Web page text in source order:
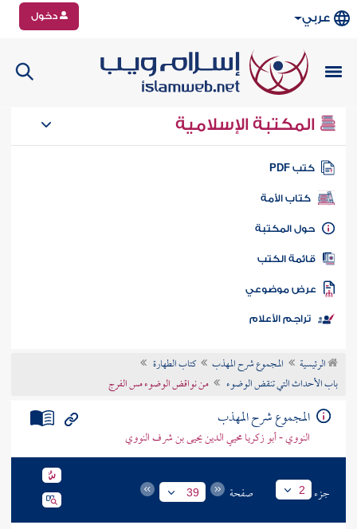
عربي دخول
المكتبة الإسلامية
كتب PDF
كتاب الأمة
المكتبة
الكتب
موضوعي
تراجم الأعلام
الرئيسية المجموع شرح المهذب
كتاب الطهارة
باب الأحداث التي تنقض الوضوء
من نواقض الوضوء مس الفرج
المجموع شرح المهذب
النووي - أبو زكريا محيي الدين يحيى بن شرف النووي
جزء 2 صفحة 39